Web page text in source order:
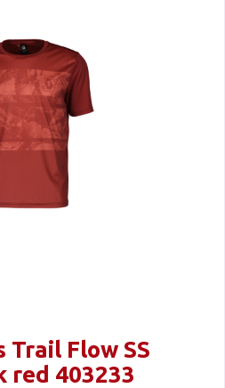
Flow SS
red 403233